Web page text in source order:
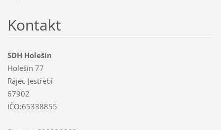
Kontakt
SDH Holešín
Holešín 77
Rájec-Jestřebí
67902
IČO:65338855